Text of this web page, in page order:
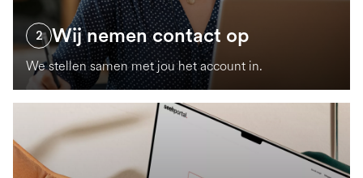
2 Wij nemen contact op
We stellen samen met jou het account in.